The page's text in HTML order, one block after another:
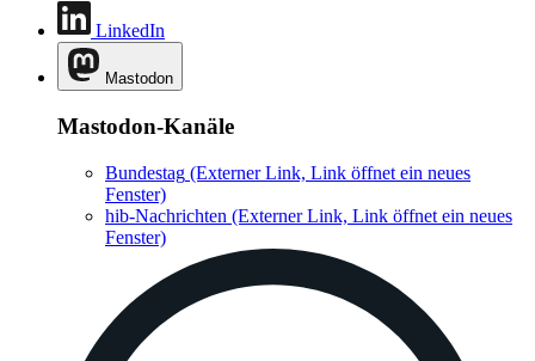
LinkedIn
Mastodon
Mastodon-Kanäle
Bundestag (Externer Link, Link öffnet ein neues
Fenster)
hib-Nachrichten (Externer Link, Link öffnet ein neues
Fenster)